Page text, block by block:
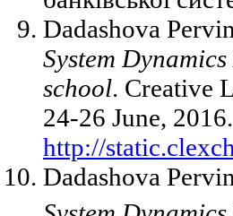
Dadashova
System
school. Creative
24-26 June,
http://
Dadashova